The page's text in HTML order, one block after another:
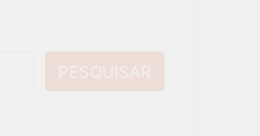
PESQUISAR